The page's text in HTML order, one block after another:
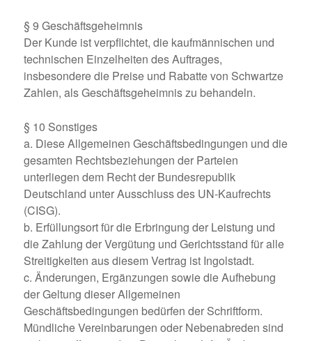
§ 9 Geschäftsgeheimnis
Der Kunde ist verpflichtet, die kaufmännischen und
technischen Einzelheiten des Auftrages,
insbesondere die Preise und Rabatte von Schwartze
Zahlen, als Geschäftsgeheimnis zu behandeln.
§ 10 Sonstiges
a. Diese Allgemeinen Geschäftsbedingungen und die
gesamten Rechtsbeziehungen der Parteien
unterliegen dem Recht der Bundesrepublik
Deutschland unter Ausschluss des UN-Kaufrechts
(CISG).
b. Erfüllungsort für die Erbringung der Leistung und
die Zahlung der Vergütung und Gerichtsstand für alle
Streitigkeiten aus diesem Vertrag ist Ingolstadt.
c. Änderungen, Ergänzungen sowie die Aufhebung
der Geltung dieser Allgemeinen
Geschäftsbedingungen bedürfen der Schriftform.
Mündliche Vereinbarungen oder Nebenabreden sind